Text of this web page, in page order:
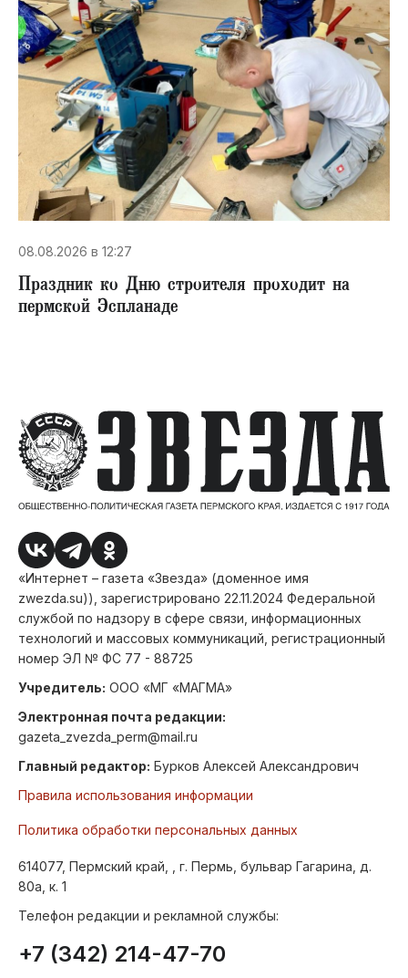
08.08.2026 в 12:27
Праздник ко Дню строителя проходит на
пермской Эспланаде
«Интернет – газета «Звезда» (доменное имя
zwezda.su)), зарегистрировано 22.11.2024 Федеральной
службой по надзору в сфере связи, информационных
технологий и массовых коммуникаций, регистрационный
номер ЭЛ № ФС 77 - 88725
Учредитель: ООО «МГ «МАГМА»
Электронная почта редакции:
gazeta_zvezda_perm@mail.ru
Главный редактор: Бурков Алексей Александрович
Правила использования информации
Политика обработки персональных данных
614077, Пермский край, , г. Пермь, бульвар Гагарина, д.
80а, к. 1
Телефон редакции и рекламной службы:
+7 (342) 214-47-70